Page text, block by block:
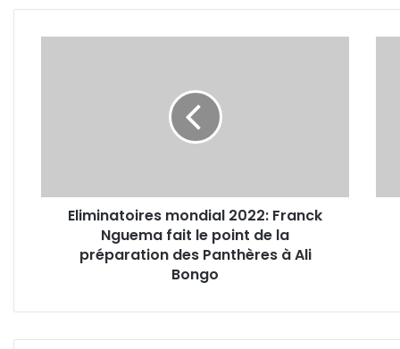
de
Eliminatoires mondial 2022: Franck
Nguema fait le point de la
préparation des Panthères à Ali
Bongo